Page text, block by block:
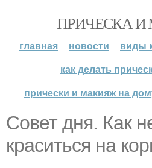
ПРИЧЕСКА
главная новости
виды
как делать
прически и макияж на
Совет дня. Как
краситься на